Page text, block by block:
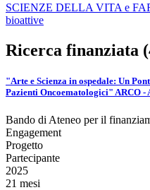
SCIENZE DELLA VITA e
bioattive
Ricerca finanziata
"Arte e Scienza in ospedale: Un
Pazienti Oncoematologici" ARCO -
Bando di Ateneo per il
Engagement
Progetto
Partecipante
2025
21 mesi